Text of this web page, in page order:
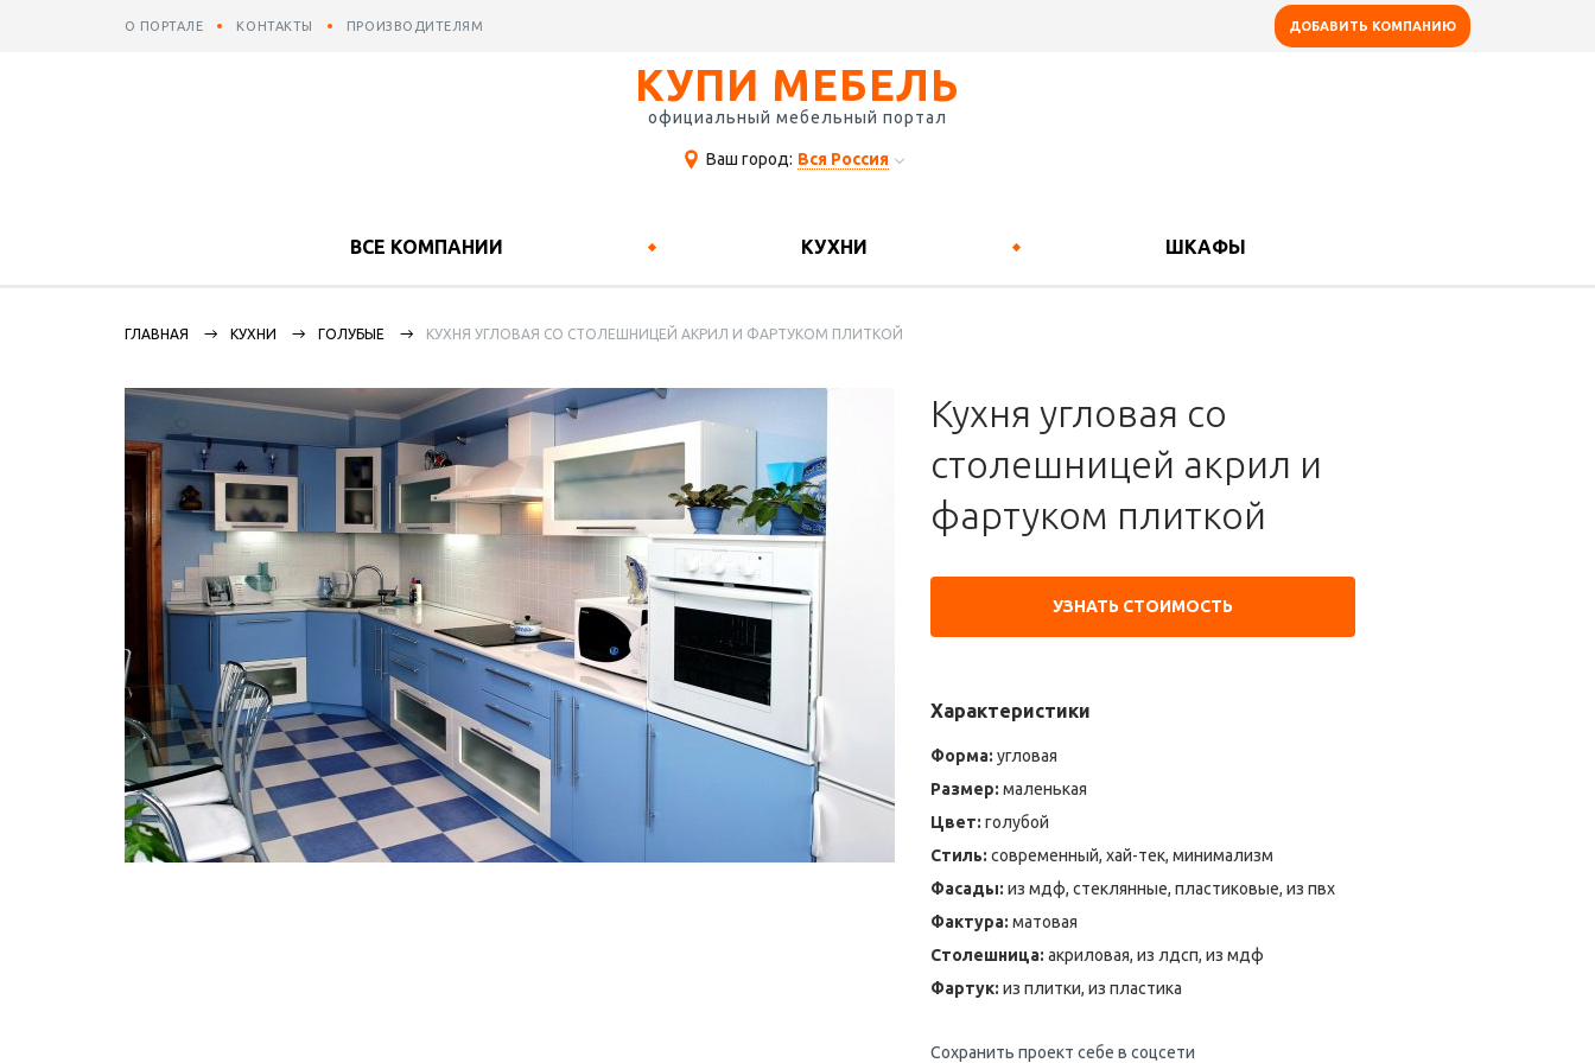
О ПОРТАЛЕ КОНТАКТЫ ПРОИЗВОДИТЕЛЯМ ДОБАВИТЬ КОМПАНИЮ
КУПИ МЕБЕЛЬ
официальный мебельный портал
Ваш город: Вся Россия
ВСЕ КОМПАНИИ КУХНИ ШКАФЫ
ГЛАВНАЯ КУХНИ ГОЛУБЫЕ КУХНЯ УГЛОВАЯ СО СТОЛЕШНИЦЕЙ АКРИЛ И ФАРТУКОМ ПЛИТКОЙ
Кухня угловая со
столешницей акрил и
фартуком плиткой
УЗНАТЬ СТОИМОСТЬ
Характеристики
Форма: угловая
Размер: маленькая
Цвет: голубой
Стиль: современный, хай-тек, минимализм
Фасады: из мдф, стеклянные, пластиковые, из пвх
Фактура: матовая
Столешница: акриловая, из лдсп, из мдф
Фартук: из плитки, из пластика
Сохранить проект себе в соцсети